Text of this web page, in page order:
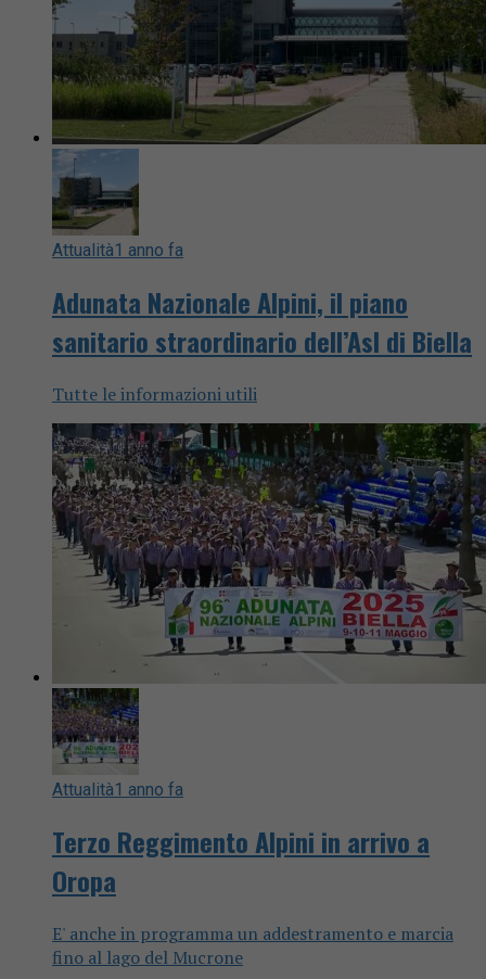
Attualità1 anno fa
Adunata Nazionale Alpini, il piano
sanitario straordinario dell’Asl di Biella
Tutte le informazioni utili
Attualità1 anno fa
Terzo Reggimento Alpini in arrivo a
Oropa
E' anche in programma un addestramento e marcia
fino al lago del Mucrone